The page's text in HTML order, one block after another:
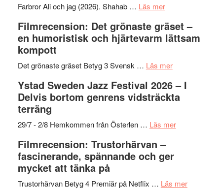
Want
Believe
–
Frankenshtey
med
Fox
och
Scully
presenterar
nya
titlar
årets
Farbror Ali och jag (2026). Shahab … Läs merom
Shahab
Mehrabi
Filmstadens
stipendium
Filmrecension: Det grönaste gräset –
en humoristisk och hjärtevarm lättsam
kompott
Det grönaste gräset Betyg 3 Svensk … Läs merom
Det
grönaste
–
och
lättsam
Ystad Sweden Jazz Festival 2026 – I
Delvis bortom genrens vidsträckta
terräng
29/7 - 2/8 Hemkommen från Österlen … Läs merom
2026
Filmrecension: Trustorhärvan –
fascinerande, spännande och ger
mycket att tänka på
Trustorhärvan Betyg 4 Premiär på Netflix … Läs merom